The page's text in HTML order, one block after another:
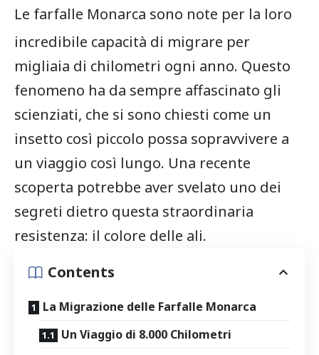
Le farfalle Monarca‍ sono note per la loro
incredibile capacità di migrare per⁤
migliaia di chilometri ogni anno. Questo
fenomeno ha da sempre affascinato gli
⁢scienziati, che si ‍sono chiesti come un
insetto così piccolo possa sopravvivere a
un viaggio così lungo. Una recente
scoperta potrebbe aver svelato⁤ uno dei
segreti ⁤dietro‍ questa straordinaria
resistenza: il ‍colore delle ali.
Contents
La Migrazione delle Farfalle Monarca
Un Viaggio di 8.000 Chilometri